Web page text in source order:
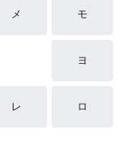
メ モ
ヨ
レ ロ